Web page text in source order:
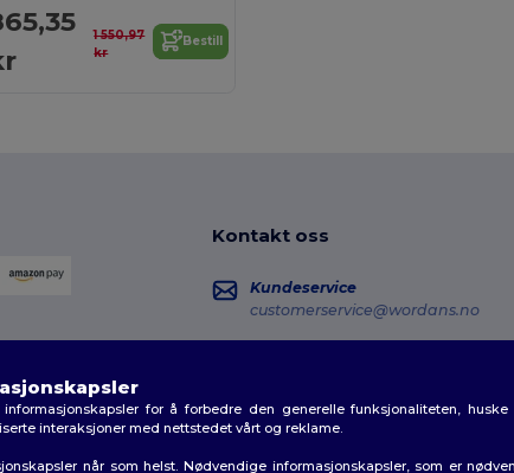
1 550,97
kr
Bestill
Kontakt oss
Kundeservice
customerservice@wordans.no
Ordresporing
for å forbedre den generelle funksjonaliteten,
interaksjoner med nettstedet vårt og reklame.
når som helst. Nødvendige informasjonskapsler, som er